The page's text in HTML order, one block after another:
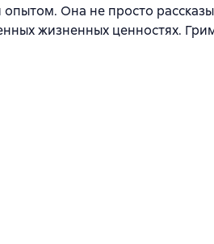
Она не просто
жизненных ценностях.